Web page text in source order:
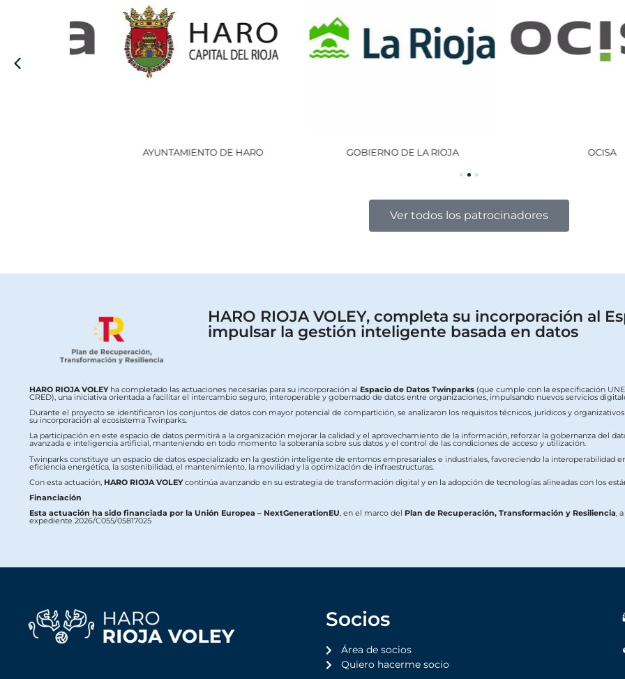
AYUNTAMIENTO DE HARO GOBIERNO DE LA RIOJA
Ver todos los patrocinadores
HARO RIOJA VOLEY, completa su incorporación al
impulsar la gestión inteligente basada en datos
HARO RIOJA VOLEYha completado las actuaciones necesarias para su incorporación al Espacio de Datos Twinparks (que cumple con la especificación
CRED), una iniciativa orientada a facilitar el intercambio seguro, interoperable y gobernado de datos entre organizaciones, impulsando nuevos servicios
Durante el proyecto se identificaron los conjuntos de datos con mayor potencial de compartición, se analizaron los requisitos técnicos, jurídicos y
su incorporación al ecosistema Twinparks.
La participación en este espacio de datos permitirá a la organización mejorar la calidad y el aprovechamiento de la información, reforzar la gobernanza del
avanzada e inteligencia artificial, manteniendo en todo momento la soberanía sobre sus datos y el control de las condiciones de acceso y utilización.
Twinparks constituye un espacio de datos especializado en la gestión inteligente de entornos empresariales e industriales, favoreciendo la interoperabilidad
eficiencia energética, la sostenibilidad, el mantenimiento, la movilidad y la optimización de infraestructuras.
Con esta actuación, HARO RIOJA VOLEYcontinúa avanzando en su estrategia de transformación digital y en la adopción de tecnologías alineadas con los
Financiación
Esta actuación ha sido financiada por la Unión Europea – NextGenerationEU, en el marco del Plan de Recuperación, Transformación y Resiliencia,
expediente 2026/C055/05817025
Socios
Área de socios
Quiero hacerme socio